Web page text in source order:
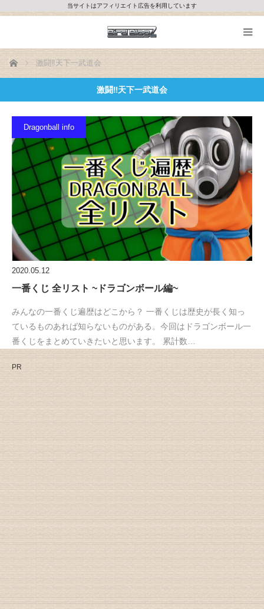
当サイトはアフィリエイト広告を利用しています
ホーム 激闘‼天下一武道会
激闘‼天下一武道会
Dragonball info
2020.05.12
一番くじ 全リスト ~ドラゴンボール編~
みんなの一番くじ遍歴はどこから？ 一番くじは歴史が長く知っ
ているものあれば知らないものがある。今回はドラゴンボール一
番くじをまとめていきたいと思います。 累計数…
PR